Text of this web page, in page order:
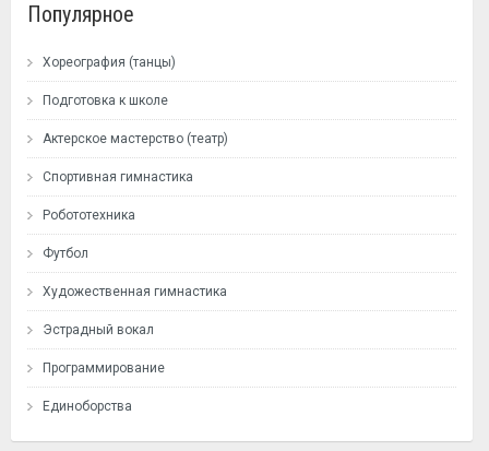
Популярное
Хореография (танцы)
Подготовка к школе
Актерское мастерство (театр)
Спортивная гимнастика
Робототехника
Футбол
Художественная гимнастика
Эстрадный вокал
Программирование
Единоборства